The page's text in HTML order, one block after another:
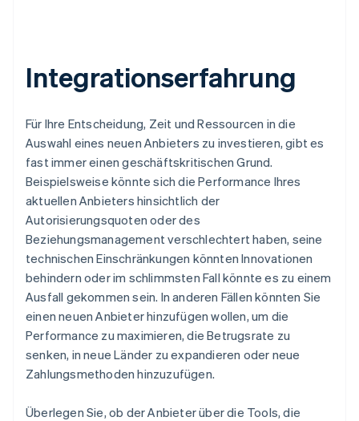
Integrationserfahrung
Für Ihre Entscheidung, Zeit und Ressourcen in die
Auswahl eines neuen Anbieters zu investieren, gibt es
fast immer einen geschäftskritischen Grund.
Beispielsweise könnte sich die Performance Ihres
aktuellen Anbieters hinsichtlich der
Autorisierungsquoten oder des
Beziehungsmanagement verschlechtert haben, seine
technischen Einschränkungen könnten Innovationen
behindern oder im schlimmsten Fall könnte es zu einem
Ausfall gekommen sein. In anderen Fällen könnten Sie
einen neuen Anbieter hinzufügen wollen, um die
Performance zu maximieren, die Betrugsrate zu
senken, in neue Länder zu expandieren oder neue
Zahlungsmethoden hinzuzufügen.
Überlegen Sie, ob der Anbieter über die Tools, die